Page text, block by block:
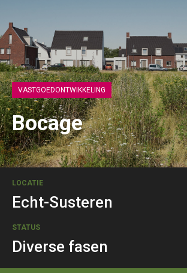
VASTGOEDONTWIKKELING
Bocage
LOCATIE
Echt-Susteren
STATUS
Diverse fasen